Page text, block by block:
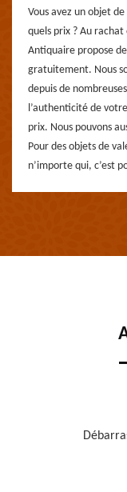
Vous avez un objet
quels prix ? Au
Antiquaire propose
gratuitement. Nous
depuis de
l’authenticité de
prix. Nous pouvons
Pour des objets de
n’importe qui, c’est